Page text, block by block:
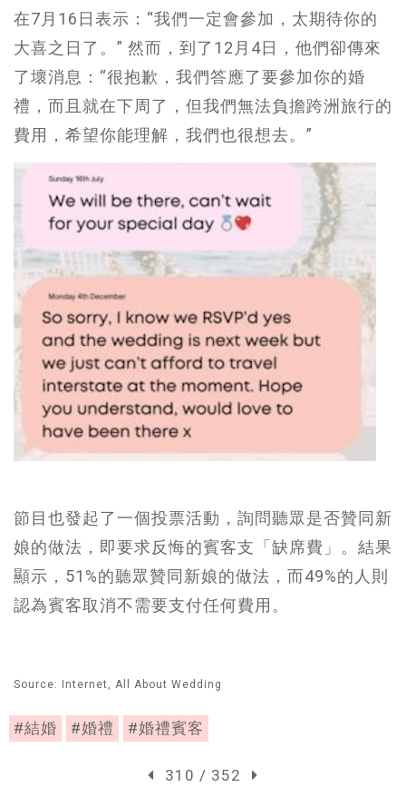
在7月16日表示：“我們一定會參加，太期待你的
大喜之日了。” 然而，到了12月4日，他們卻傳來
了壞消息：“很抱歉，我們答應了要參加你的婚
禮，而且就在下周了，但我們無法負擔跨洲旅行的
費用，希望你能理解，我們也很想去。”
節目也發起了一個投票活動，詢問聽眾是否贊同新
娘的做法，即要求反悔的賓客支「缺席費」。結果
顯示，51%的聽眾贊同新娘的做法，而49%的人則
認為賓客取消不需要支付任何費用。
Source: Internet, All About Wedding
#結婚 #婚禮 #婚禮賓客
310 / 352